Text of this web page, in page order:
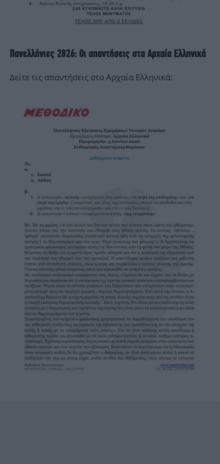
Πανελλήνιες 2026: Οι απαντήσεις στα Αρχαία Ελληνικά
Δείτε τις απαντήσεις στα Αρχαία Ελληνικά: